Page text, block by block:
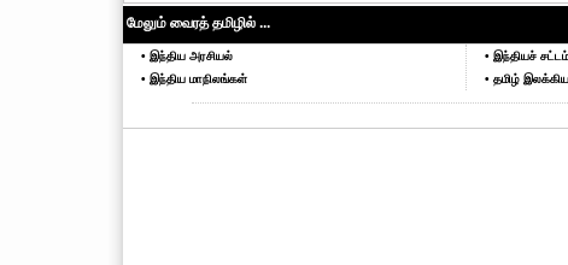
மேலும் வைரத் தமிழில் ...
• இந்திய அரசியல்
• இந்திய மாநிலங்கள்
• இந்தியச் சட்டம்
• தமிழ்